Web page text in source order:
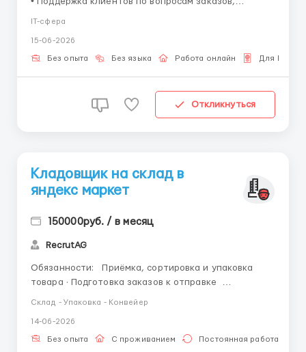
Ведение простой отчетности. Условия: • Гибкий
график; • Работа из дома...
IT-сфера
15-06-2026
Без опыта Без языка Работа онлайн Для
Откликнуться
Кладовщик на склад в
яндекс маркет
150000руб. / в месяц
RecrutAG
Обязанности: Приёмка, сортировка и упаковка
товара · Подготовка заказов к отправке
Бангладеш, Туркменистана, Таджикистана,
Узбекистана, Азербайд...
Склад - Упаковка - Конвейер
14-06-2026
Без опыта С проживанием Постоянная работа